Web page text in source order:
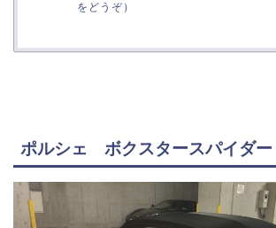
をどうぞ）
ポルシェ ボクスタースパイダー